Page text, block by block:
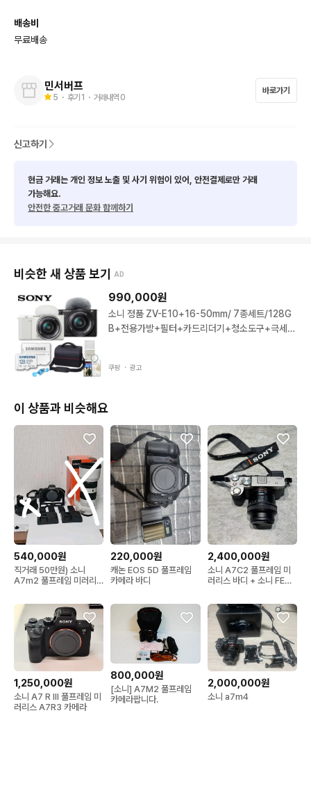
배송비
무료배송
민서버프
5 ・ 후기 1 ・ 거래내역 0
바로가기
신고하기
현금 거래는 개인 정보 노출 및 사기 위험이 있어, 안전결제로만 거래
가능해요.
안전한 중고거래 문화 함께하기
비슷한 새 상품 보기 AD
990,000원
소니 정품 ZV-E10+16-50mm/ 7종세트/128G
B+전용가방+필터+카드리더기+청소도구+극세사
쿠팡 ・ 광고
이 상품과 비슷해요
540,000원
직거래 50만원) 소니
A7m2 풀프레임 미러리
220,000원
캐논 EOS 5D 풀프레임
카메라 바디
2,400,000원
소니 A7C2 풀프레임 미
러리스 바디 + 소니 FE
1,250,000원
소니 A7 R III 풀프레임 미
러리스 A7R3 카메라
800,000원
[소니] A7M2 풀프레임
카메라팝니다.
2,000,000원
소니 a7m4